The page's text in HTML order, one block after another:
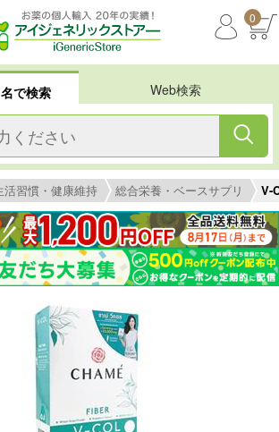
0
で検索 Web検索
活習慣・健康維持 総合栄養・ベースサプリ V-